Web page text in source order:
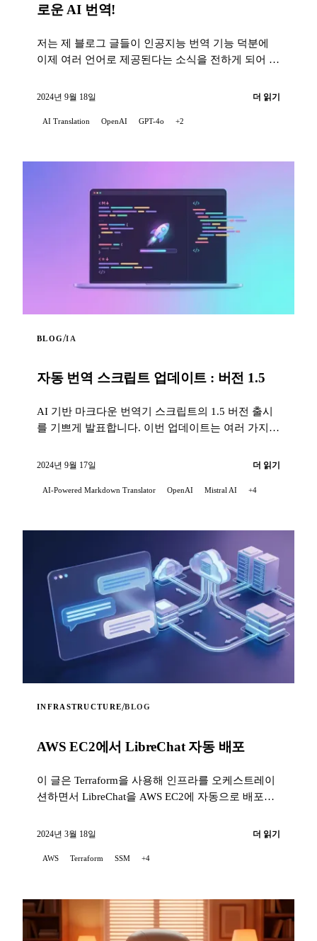
로운 AI 번역!
저는 제 블로그 글들이 인공지능 번역 기능 덕분에
이제 여러 언어로 제공된다는 소식을 전하게 되어 기
2024년 9월 18일 더 읽기
AI Translation OpenAI GPT-4o +2
BLOG/IA
자동 번역 스크립트 업데이트 : 버전 1.5
AI 기반 마크다운 번역기 스크립트의 1.5 버전 출시
를 기쁘게 발표합니다. 이번 업데이트는 여러 가지
2024년 9월 17일 더 읽기
AI-Powered Markdown Translator OpenAI Mistral AI +4
INFRASTRUCTURE/BLOG
AWS EC2에서 LibreChat 자동 배포
이 글은 Terraform을 사용해 인프라를 오케스트레이
션하면서 LibreChat을 AWS EC2에 자동으로 배포하
2024년 3월 18일 더 읽기
AWS Terraform SSM +4